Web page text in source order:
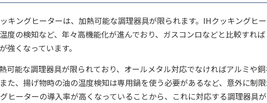
キングヒーターは、加熱可能な調理器具が限られます。IHクッキングヒ
度の検知など、年々高機能化が進んでおり、ガスコンロなどと比較すれ
強くなっています。
可能な調理器具が限られており、オールメタル対応でなければアルミや
た、揚げ物時の油の温度検知は専用鍋を使う必要があるなど、意外に制限
ヒーターの導入率が高くなっていることから、これに対応する調理器具